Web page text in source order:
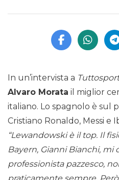
In un’intervista a Tuttosport
Alvaro Morata il miglior
italiano. Lo spagnolo è sul
Cristiano Ronaldo, Messi e
“Lewandowski è il top. Il
Bayern, Gianni Bianchi, mi
professionista pazzesco,